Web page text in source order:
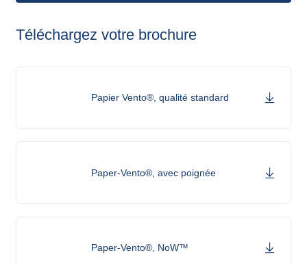
Téléchargez votre brochure
Papier Vento®, qualité standard
Paper-Vento®, avec poignée
Paper-Vento®, NoW™